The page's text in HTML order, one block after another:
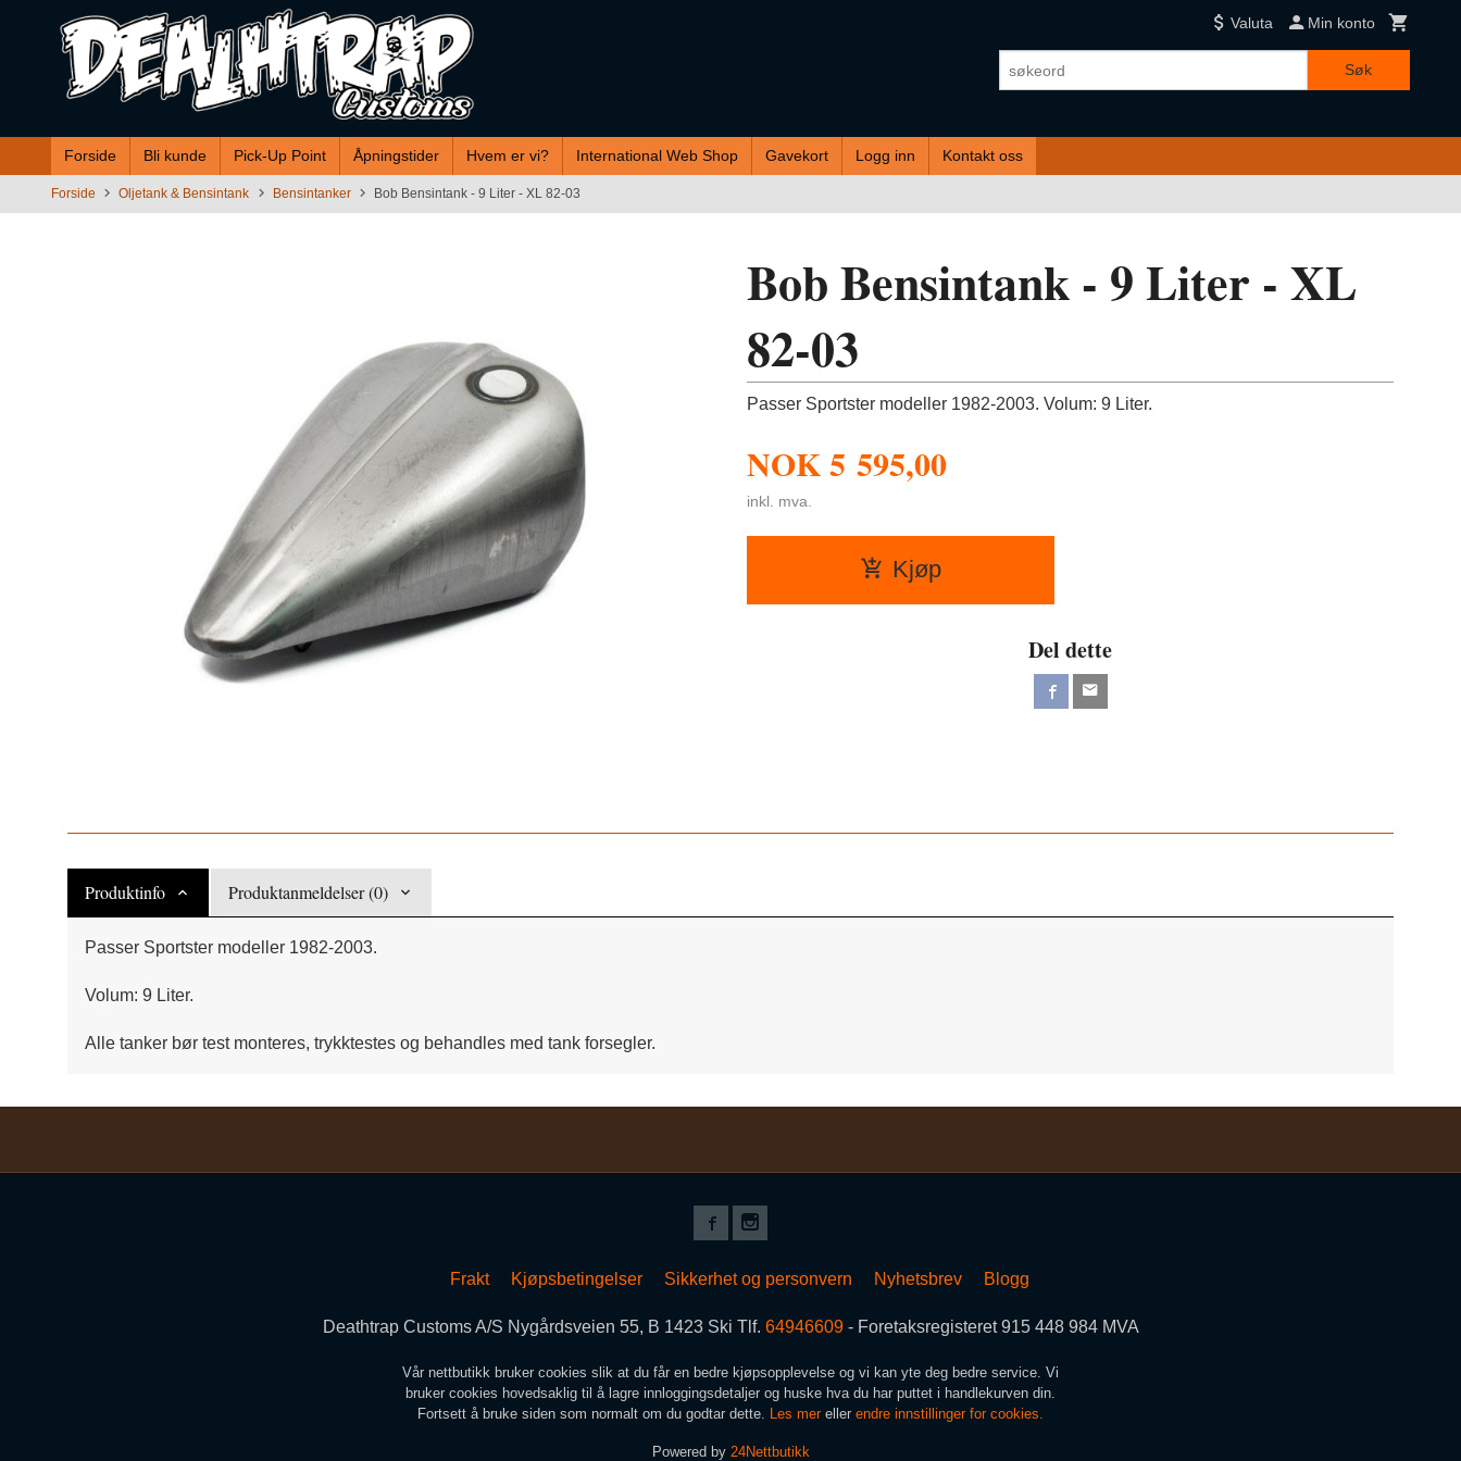
innholdet
Valuta Min konto
Søk
Forside Bli kunde Pick-Up Point Åpningstider Hvem er vi? International Web Shop Gavekort Logg inn Kontakt oss
Forside Oljetank & Bensintank Bensintanker Bob Bensintank - 9 Liter - XL 82-03
Bob Bensintank - 9 Liter - XL
82-03
Passer Sportster modeller 1982-2003. Volum: 9 Liter.
NOK5 595,00
inkl. mva.
Kjøp
Del dette
Produktinfo Produktanmeldelser (0)
Passer Sportster modeller 1982-2003.
Volum: 9 Liter.
Alle tanker bør test monteres, trykktestes og behandles med tank forsegler.
Frakt Kjøpsbetingelser Sikkerhet og personvern Nyhetsbrev Blogg
Deathtrap Customs A/S Nygårdsveien 55, B 1423 Ski Tlf. 64946609- Foretaksregisteret 915 448 984 MVA
Vår nettbutikk bruker cookies slik at du får en bedre kjøpsopplevelse og vi kan yte deg bedre service. Vi
bruker cookies hovedsaklig til å lagre innloggingsdetaljer og huske hva du har puttet i handlekurven din.
Fortsett å bruke siden som normalt om du godtar dette. Les mer eller endre innstillinger for cookies.
Powered by 24Nettbutikk